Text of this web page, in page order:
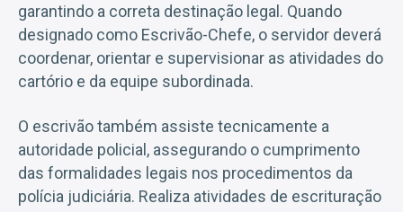
garantindo a correta destinação legal. Quando
designado como Escrivão-Chefe, o servidor deverá
coordenar, orientar e supervisionar as atividades do
cartório e da equipe subordinada.
O escrivão também assiste tecnicamente a
autoridade policial, assegurando o cumprimento
das formalidades legais nos procedimentos da
polícia judiciária. Realiza atividades de escrituração